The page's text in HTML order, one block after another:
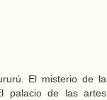
El misterio de la
palacio de las artes